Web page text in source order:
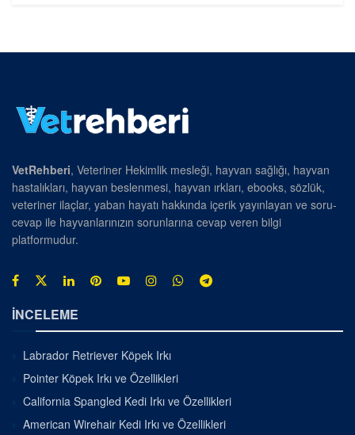
VetRehberi, Veteriner Hekimlik mesleği, hayvan sağlığı, hayvan
hastalıkları, hayvan beslenmesi, hayvan ırkları, ebooks, sözlük,
veteriner ilaçlar, yaban hayatı hakkında içerik yayınlayan ve soru-
cevap ile hayvanlarınızın sorunlarına cevap veren bilgi
platformudur.
İNCELEME
Labrador Retriever Köpek Irkı
Pointer Köpek Irkı ve Özellikleri
California Spangled Kedi Irkı ve Özellikleri
American Wirehair Kedi Irkı ve Özellikleri